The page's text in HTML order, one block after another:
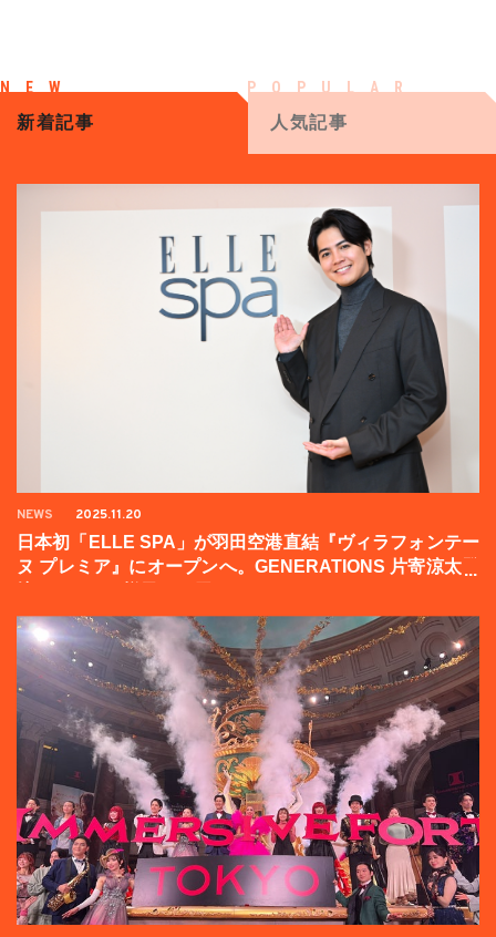
新着記事 人気記事
NEWS 2025.11.20
日本初「ELLE SPA」が羽田空港直結『ヴィラフォンテー
ヌ プレミア』にオープンへ。GENERATIONS 片寄涼太登